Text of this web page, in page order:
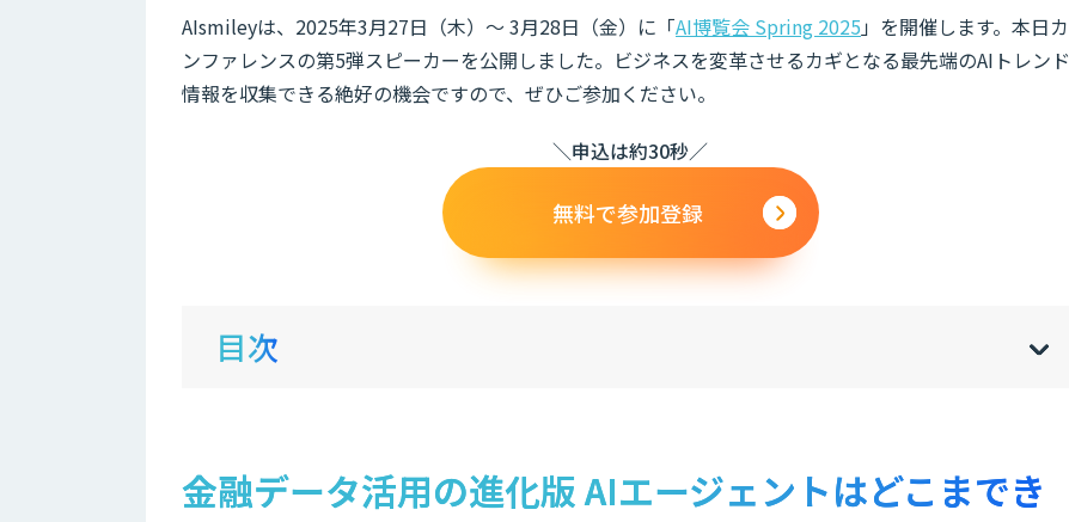
AIsmileyは、2025年3月27日（木）～ 3月28日（金）に「AI博覧会 Spring 2025」を開催します。本日カ
ンファレンスの第5弾スピーカーを公開しました。ビジネスを変革させるカギとなる最先端のAIトレンド
情報を収集できる絶好の機会ですので、ぜひご参加ください。
＼申込は約30秒／
無料で参加登録
目次 [hi
]
[sh
]
金融データ活用の進化版 AIエージェントはどこまでき